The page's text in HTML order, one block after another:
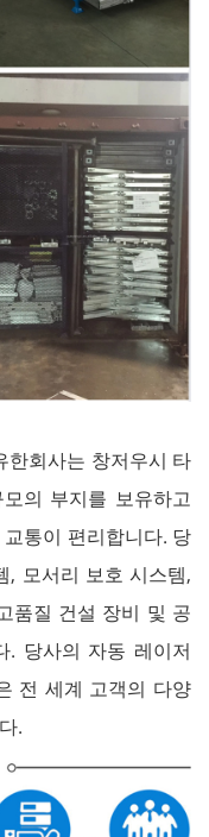
한회사는 창저우시 타
의 부지를 보유하고
통이 편리합니다. 당
, 모서리 보호 시스템,
품질 건설 장비 및 공
. 당사의 자동 레이저
전 세계 고객의 다양
.